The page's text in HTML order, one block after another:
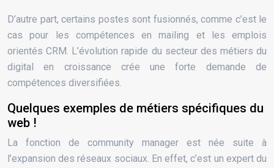
D’autre part, certains postes sont fusionnés, comme c’est le
cas pour les compétences en mailing et les emplois
orientés CRM. L’évolution rapide du secteur des métiers du
digital en croissance crée une forte demande de
compétences diversifiées.
Quelques exemples de métiers spécifiques du
web !
La fonction de community manager est née suite à
l’expansion des réseaux sociaux. En effet, c’est un expert du